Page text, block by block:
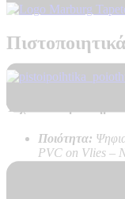
Τεχνικά
Ποιότητα:
PVC on Vlies –